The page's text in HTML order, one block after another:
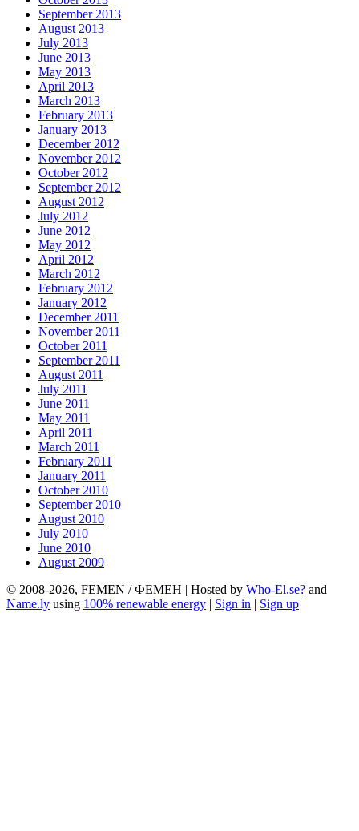
September 2013
August 2013
July 2013
June 2013
May 2013
April 2013
March 2013
February 2013
January 2013
December 2012
November 2012
October 2012
September 2012
August 2012
July 2012
June 2012
May 2012
April 2012
March 2012
February 2012
January 2012
December 2011
November 2011
October 2011
September 2011
August 2011
July 2011
June 2011
May 2011
April 2011
March 2011
February 2011
January 2011
October 2010
September 2010
August 2010
July 2010
June 2010
August 2009
© 2008-2026, FEMEN / ФЕМЕН | Hosted by Who-El.se? and
Name.ly using 100% renewable energy | Sign in | Sign up